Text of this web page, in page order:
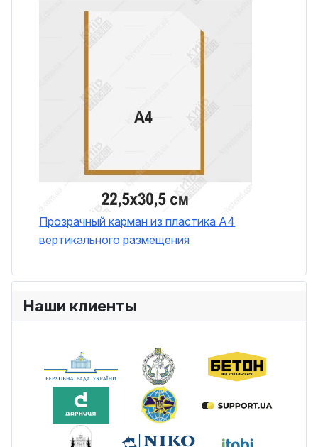
Прозрачный карман из пластика А4
вертикального размещения
Наши клиенты